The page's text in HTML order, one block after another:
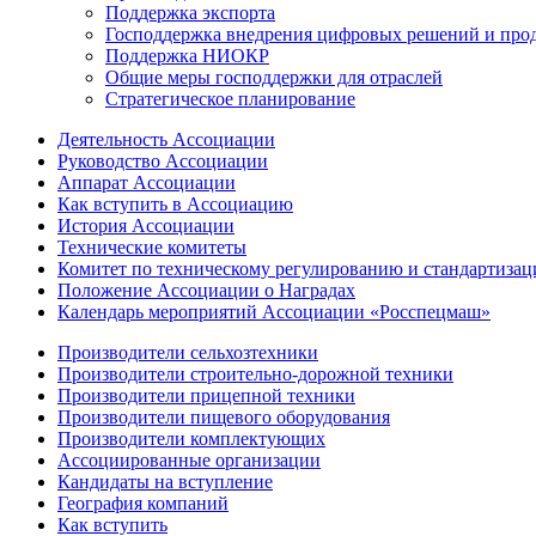
Поддержка экспорта
Господдержка внедрения цифровых решений и
Поддержка НИОКР
Общие меры господдержки для отраслей
Стратегическое планирование
Деятельность Ассоциации
Руководство Ассоциации
Аппарат Ассоциации
Как вступить в Ассоциацию
История Ассоциации
Технические комитеты
Комитет по техническому регулированию и
Положение Ассоциации о Наградах
Календарь мероприятий Ассоциации «Росспецмаш»
Производители сельхозтехники
Производители строительно-дорожной техники
Производители прицепной техники
Производители пищевого оборудования
Производители комплектующих
Ассоциированные организации
Кандидаты на вступление
География компаний
Как вступить